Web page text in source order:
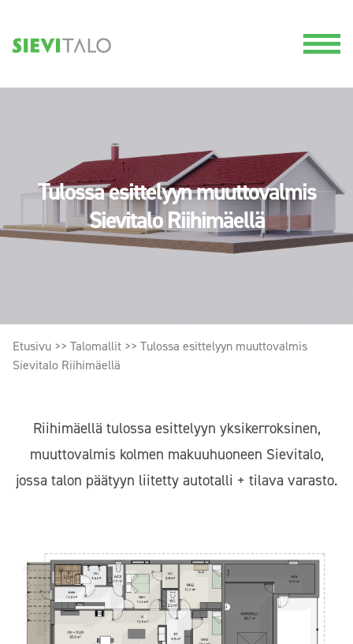
Tulossa esittelyyn muuttovalmis
Sievitalo Riihimäellä
Etusivu >> Talomallit >> Tulossa esittelyyn muuttovalmis
Sievitalo Riihimäellä
Riihimäellä tulossa esittelyyn yksikerroksinen,
muuttovalmis kolmen makuuhuoneen Sievitalo,
jossa talon päätyyn liitetty autotalli + tilava varasto.